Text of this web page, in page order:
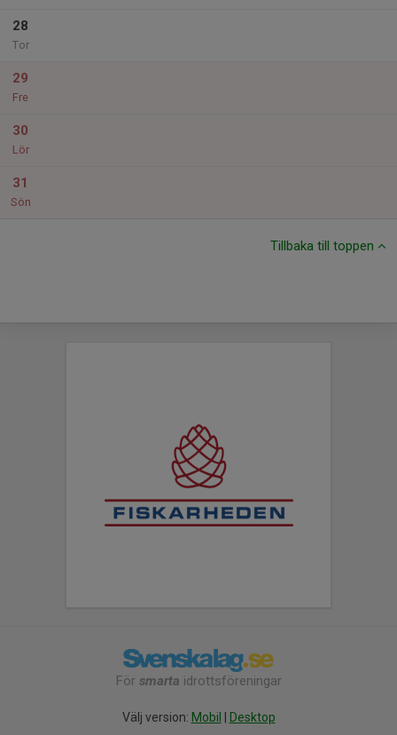
28
Tor
29
Fre
30
Lör
31
Sön
Tillbaka till toppen
För smarta idrottsföreningar
Välj version: Mobil Desktop